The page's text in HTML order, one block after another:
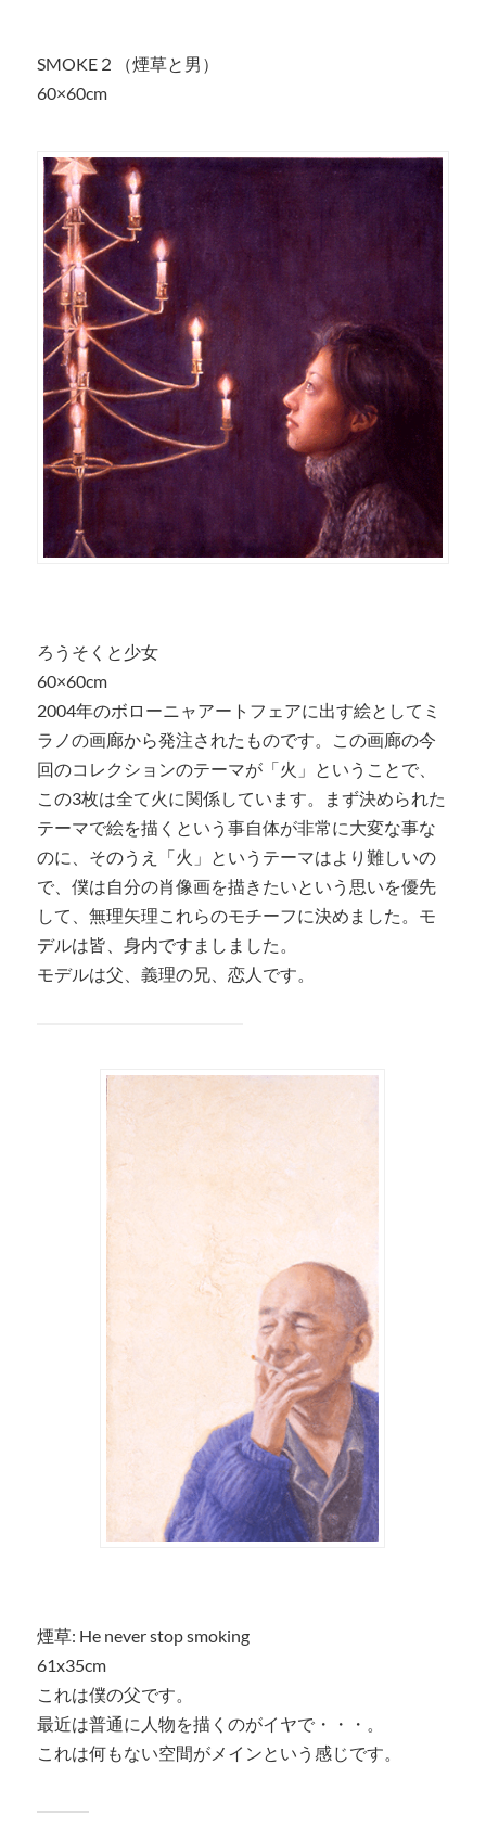
SMOKE２（煙草と男）
60×60cm
ろうそくと少女
60×60cm
2004年のボローニャアートフェアに出す絵としてミ
ラノの画廊から発注されたものです。この画廊の今
回のコレクションのテーマが「火」ということで、
この3枚は全て火に関係しています。まず決められた
テーマで絵を描くという事自体が非常に大変な事な
のに、そのうえ「火」というテーマはより難しいの
で、僕は自分の肖像画を描きたいという思いを優先
して、無理矢理これらのモチーフに決めました。モ
デルは皆、身内ですましました。
モデルは父、義理の兄、恋人です。
煙草: He never stop smoking
61x35cm
これは僕の父です。
最近は普通に人物を描くのがイヤで・・・。
これは何もない空間がメインという感じです。